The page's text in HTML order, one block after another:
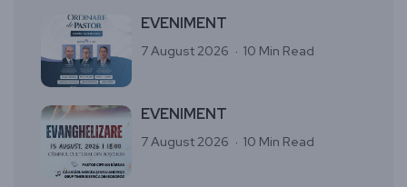
EVENIMENT
7 August 2026 10 Min Read
EVENIMENT
7 August 2026 10 Min Read